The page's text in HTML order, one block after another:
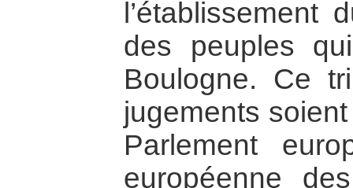
l’établissement
des peuples
Boulogne. Ce
jugements
Parlement
européenne